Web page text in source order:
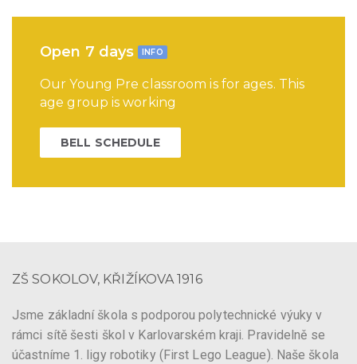
Open 7 days INFO
Our Young Pre classroom is for ages. This
age group is working
BELL SCHEDULE
ZŠ SOKOLOV, KŘIŽÍKOVA 1916
Jsme základní škola s podporou polytechnické výuky v
rámci sítě šesti škol v Karlovarském kraji. Pravidelně se
účastníme 1. ligy robotiky (First Lego League). Naše škola